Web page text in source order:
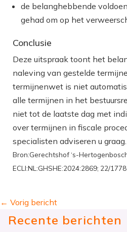
de belanghebbende
gehad om op het
Conclusie
Deze uitspraak toont het
naleving van gestelde
termijnenwet is niet
alle termijnen in het
niet tot de laatste dag met
over termijnen in fiscale
specialisten adviseren u graag.
Bron:Gerechtshof ‘s-
ECLI:NL:GHSHE:2024:2869; 22/
← Vorig bericht
Recente berichten